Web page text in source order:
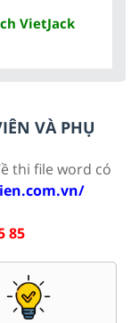
VietJack
VÀ PHỤ
thi file word có
85